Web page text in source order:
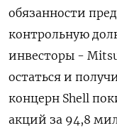
обязанности
контрольную
инвесторы -
остаться и
концерн Shell
акций за 94,8